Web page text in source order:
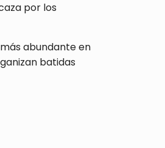
por los
abundante en
batidas